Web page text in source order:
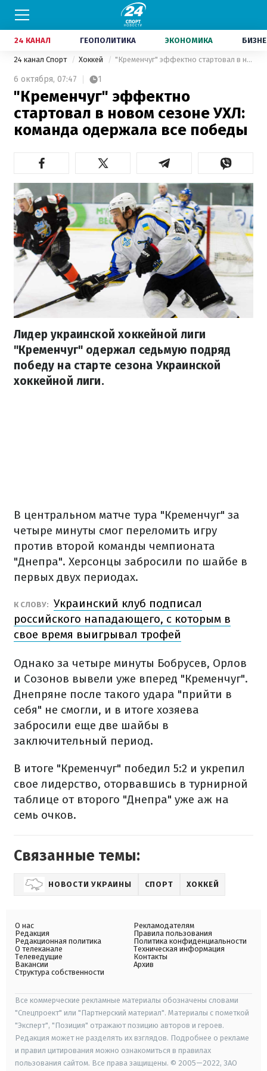
24 КАНАЛ ГЕОПОЛИТИКА ЭКОНОМИКА
24 канал Спорт Хоккей "Кременчуг" эффектно стартовал в новом сезоне УХЛ: команда одержала все победы
6 октября, 07:47 1
"Кременчуг" эффектно
стартовал в новом сезоне УХЛ:
команда одержала все победы
Лидер украинской хоккейной лиги
"Кременчуг" одержал седьмую подряд
победу на старте сезона Украинской
хоккейной лиги.
В центральном матче тура "Кременчуг" за
четыре минуты смог переломить игру
против второй команды чемпионата
"Днепра". Херсонцы забросили по шайбе в
первых двух периодах.
К СЛОВУ: Украинский клуб подписал
российского нападающего, с которым в
свое время выигрывал трофей
Однако за четыре минуты Бобрусев, Орлов
и Созонов вывели уже вперед "Кременчуг".
Днепряне после такого удара "прийти в
себя" не смогли, и в итоге хозяева
забросили еще две шайбы в
заключительный период.
В итоге "Кременчуг" победил 5:2 и укрепил
свое лидерство, оторвавшись в турнирной
таблице от второго "Днепра" уже аж на
семь очков.
Связанные темы:
НОВОСТИ УКРАИНЫ СПОРТ ХОККЕЙ
О нас
Редакция
Редакционная политика
О телеканале
Телеведущие
Вакансии
Структура собственности
Рекламодателям
Правила пользования
Политика конфиденциальности
Техническая информация
Контакты
Архив
Все коммерческие рекламные материалы обозначены словами
"Спецпроект" или "Партнерский материал". Материалы с пометкой
"Эксперт", "Позиция" отражают позицию авторов и героев.
Редакция может не разделять их взглядов. Подробнее о рекламе
и правил цитирования можно ознакомиться в правилах
пользования сайтом. Все права защищены. © 2005—2022, ЗАО